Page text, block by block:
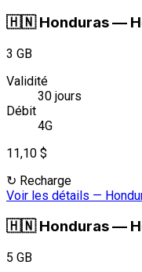
🇭🇳 Honduras—
3 GB
Validité
30 jours
Débit
4G
11,10 $
↻ Recharge
Voir les détails —
🇭🇳 Honduras—
5 GB